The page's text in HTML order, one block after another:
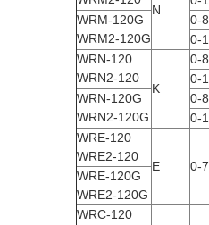
N
WRM-120G
WRM2-120G
0-
0-
WRN-120
WRN2-120
K
0-
0-
WRN-120G
WRN2-120G
0-
0-
WRE-120
WRE2-120
E 0-
WRE-120G
WRE2-120G
WRC-120